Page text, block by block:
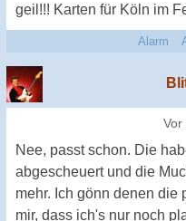
geil!!! Karten für Köln im
Alarm
Vor
Nee, passt schon. Die
abgescheuert und die
mehr. Ich gönn denen die
mir, dass ich's nur noch